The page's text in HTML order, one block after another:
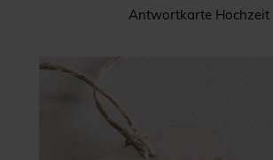
Antwortkarte Hochzeit